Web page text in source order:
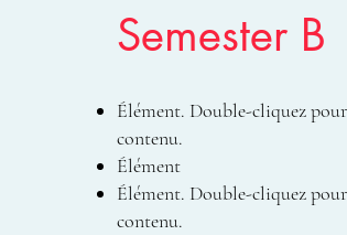
Semester B
Élément. Double-cliquez
contenu.
Élément
Élément. Double-cliquez
contenu.